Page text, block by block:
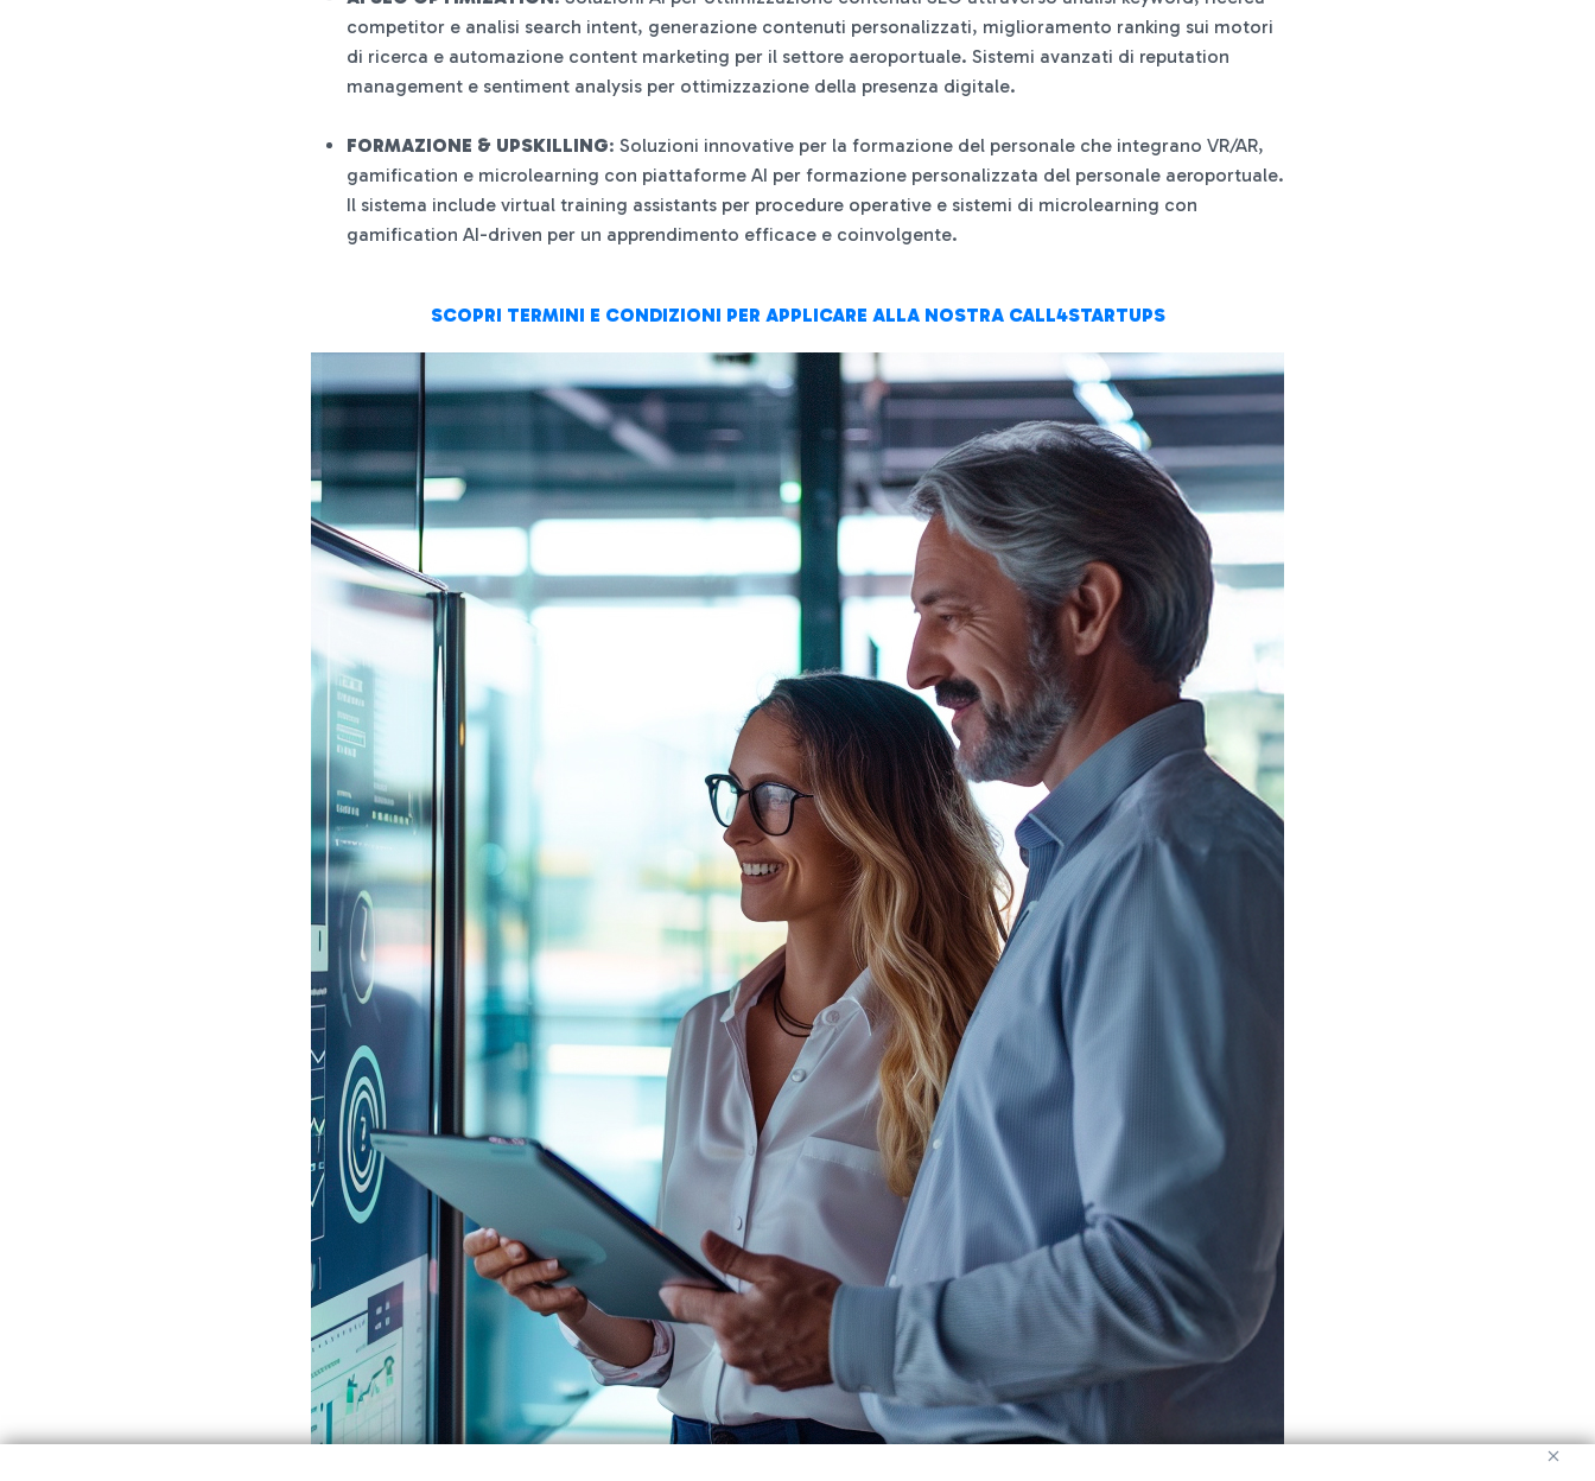
competitor e analisi search intent, generazione contenuti personalizzati, miglioramento ranking sui motori
di ricerca e automazione content marketing per il settore aeroportuale. Sistemi avanzati di reputation
management e sentiment analysis per ottimizzazione della presenza digitale.
FORMAZIONE & UPSKILLING: Soluzioni innovative per la formazione del personale che integrano VR/AR,
gamification e microlearning con piattaforme AI per formazione personalizzata del personale aeroportuale.
Il sistema include virtual training assistants per procedure operative e sistemi di microlearning con
gamification AI-driven per un apprendimento efficace e coinvolgente.
SCOPRI TERMINI E CONDIZIONI PER APPLICARE ALLA NOSTRA CALL4STARTUPS